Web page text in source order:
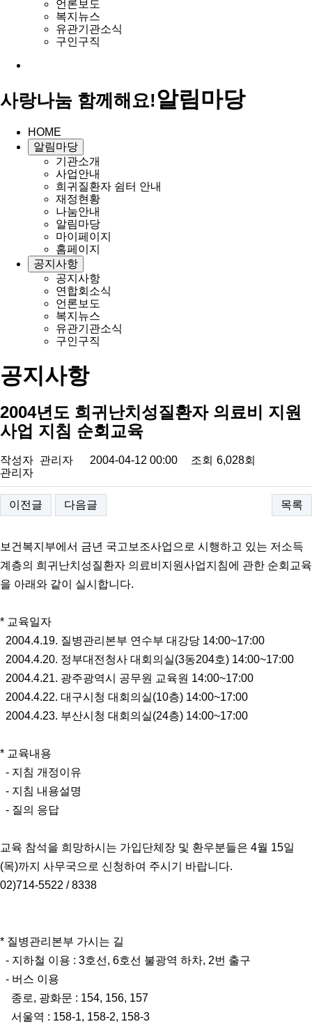
언론보도
복지뉴스
유관기관소식
구인구직
사랑나눔 함께해요!알림마당
HOME
알림마당
기관소개
사업안내
희귀질환자 쉼터 안내
재정현황
나눔안내
알림마당
마이페이지
홈페이지
공지사항
공지사항
연합회소식
언론보도
복지뉴스
유관기관소식
구인구직
공지사항
2004년도 희귀난치성질환자 의료비 지원
사업 지침 순회교육
작성자 관리자 2004-04-12 00:00 조회 6,028회
관리자
이전글 다음글 목록
보건복지부에서 금년 국고보조사업으로 시행하고 있는 저소득
계층의 희귀난치성질환자 의료비지원사업지침에 관한 순회교육
을 아래와 같이 실시합니다.
* 교육일자
2004.4.19. 질병관리본부 연수부 대강당 14:00~17:00
2004.4.20. 정부대전청사 대회의실(3동204호) 14:00~17:00
2004.4.21. 광주광역시 공무원 교육원 14:00~17:00
2004.4.22. 대구시청 대회의실(10층) 14:00~17:00
2004.4.23. 부산시청 대회의실(24층) 14:00~17:00
* 교육내용
- 지침 개정이유
- 지침 내용설명
- 질의 응답
교육 참석을 희망하시는 가입단체장 및 환우분들은 4월 15일
(목)까지 사무국으로 신청하여 주시기 바랍니다.
02)714-5522 / 8338
* 질병관리본부 가시는 길
- 지하철 이용 : 3호선, 6호선 불광역 하차, 2번 출구
- 버스 이용
종로, 광화문 : 154, 156, 157
서울역 : 158-1, 158-2, 158-3